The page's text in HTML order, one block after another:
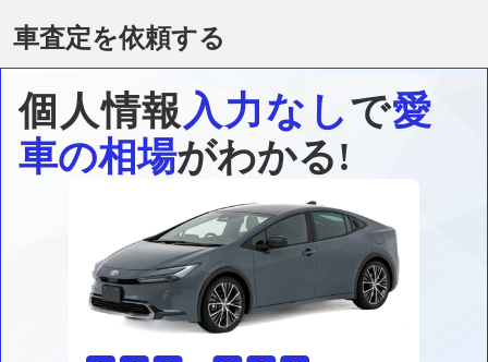
車査定を依頼する
個人情報入力なしで愛
車の相場がわかる!